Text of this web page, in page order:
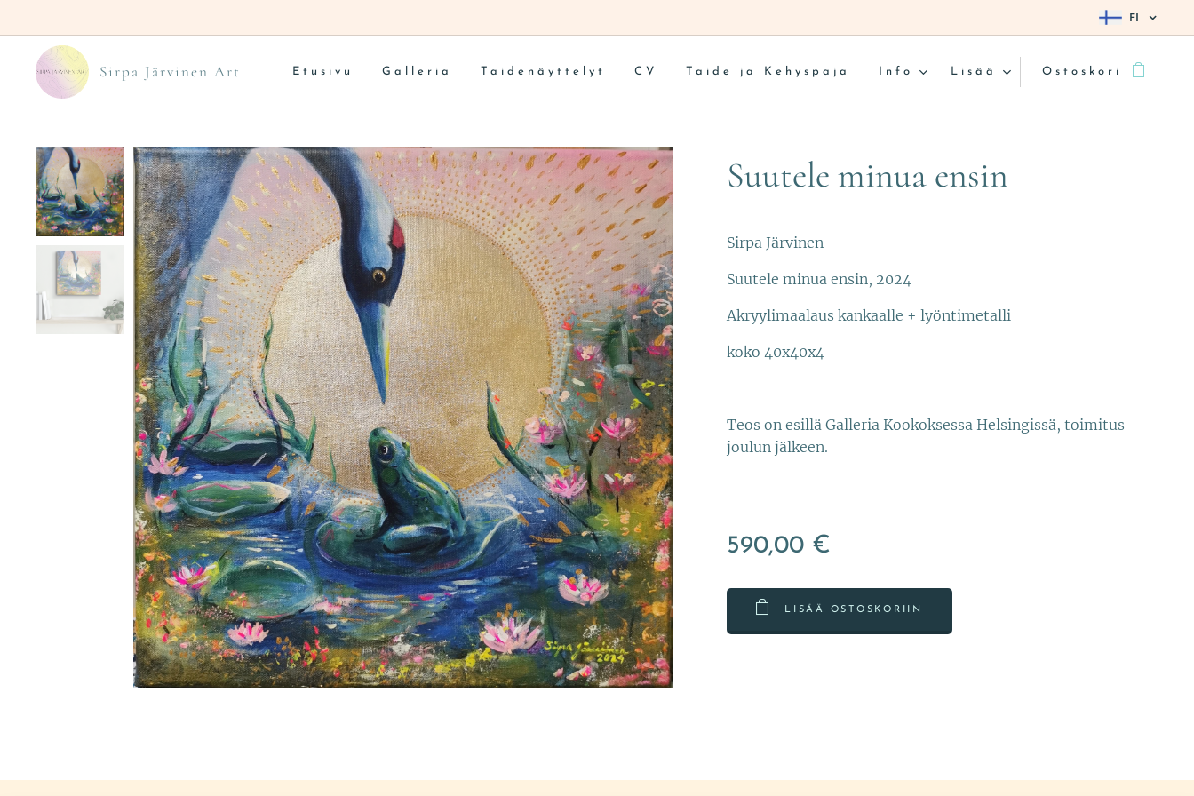
FI
Sirpa Järvinen Art Etusivu Galleria Taidenäyttelyt CV Taide ja Kehyspaja Info Lisää Ostoskori
Suutele minua ensin
Sirpa Järvinen
Suutele minua ensin, 2024
Akryylimaalaus kankaalle + lyöntimetalli
koko 40x40x4
Teos on esillä Galleria Kookoksessa Helsingissä, toimitus
joulun jälkeen.
590,00 €
LISÄÄ OSTOSKORIIN